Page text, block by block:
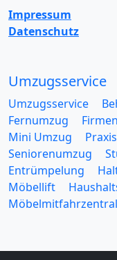
Impressum
Datenschutz
Umzugsservice
Umzugsservice
Fernumzug
Mini Umzug
Seniorenumzug
Entrümpelung
Möbellift